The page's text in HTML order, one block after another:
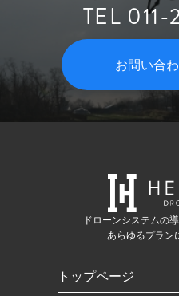
TEL
お問い合
ドローンシステムの
あらゆるプラン
トップページ